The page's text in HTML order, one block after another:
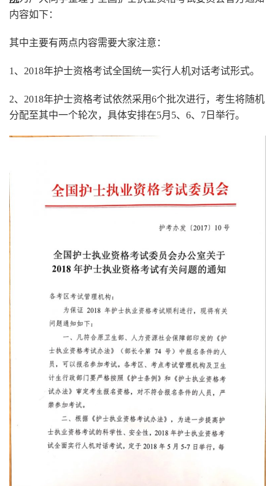
内容如下：
其中主要有两点内容需要大家注意：
1、2018年护士资格考试全国统一实行人机对话考试形式。
2、2018年护士资格考试依然采用6个批次进行，考生将随机
分配至其中一个轮次，具体安排在5月5、6、7日举行。